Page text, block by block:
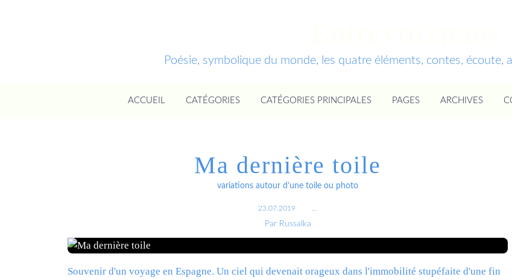
Poésie, symbolique du monde, les quatre éléments, contes, écoute,
ACCUEIL CATÉGORIES CATÉGORIES PRINCIPALES PAGES ARCHIVES
Ma dernière toile
variations autour d'une toile ou photo
23.07.2019
Par Russalka
Souvenir d'un voyage en Espagne. Un ciel qui devenait orageux dans l'immobilité stupéfaite d'une fin